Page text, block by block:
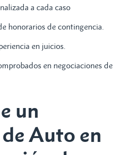
a cada caso
honorarios de contingencia.
en juicios.
en negociaciones de
un
Auto en